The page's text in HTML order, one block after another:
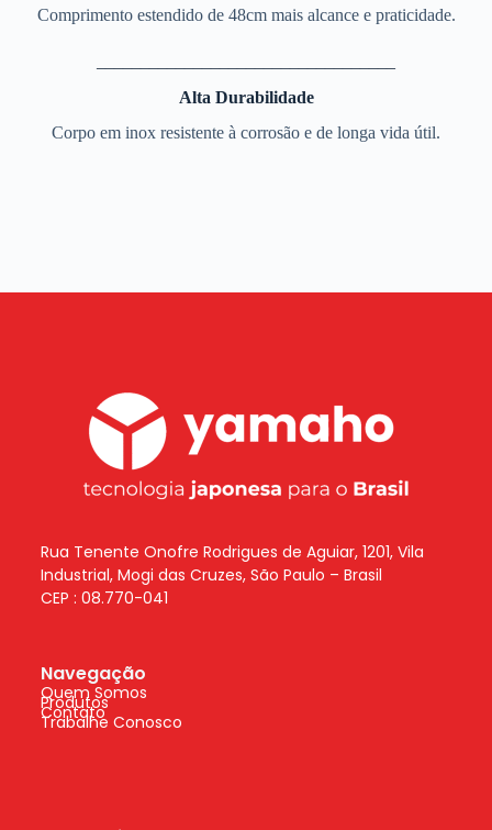
Comprimento estendido de 48cm mais alcance e praticidade.
Alta Durabilidade
Corpo em inox resistente à corrosão e de longa vida útil.
Rua Tenente Onofre Rodrigues de Aguiar, 1201, Vila
Industrial, Mogi das Cruzes, São Paulo – Brasil
CEP : 08.770-041
Navegação
Quem Somos
Produtos
Contato
Trabalhe Conosco